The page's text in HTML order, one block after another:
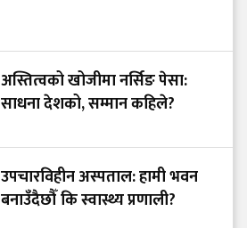
अस्तित्वको खोजीमा नर्सिङ पेसा:
साधना देशको, सम्मान कहिले?
उपचारविहीन अस्पताल: हामी भवन
बनाउँदैछौँ कि स्वास्थ्य प्रणाली?